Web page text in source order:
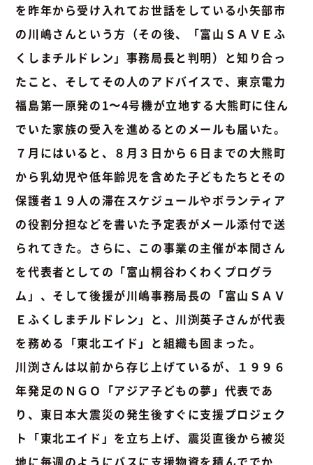
を昨年から受け入れてお世話をしている小矢部市
の川嶋さんという方（その後、「富山ＳＡＶＥふ
くしまチルドレン」事務局長と判明）と知り合っ
たこと、そしてその人のアドバイスで、東京電力
福島第一原発の1〜4号機が立地する大熊町に住ん
でいた家族の受入を進めるとのメールも届いた。
７月にはいると、８月３日から６日までの大熊町
から乳幼児や低年齢児を含めた子どもたちとその
保護者１９人の滞在スケジュールやボランティア
の役割分担などを書いた予定表がメール添付で送
られてきた。さらに、この事業の主催が本間さん
を代表者としての「富山桐谷わくわくプログラ
ム」、そして後援が川嶋事務局長の「富山ＳＡＶ
Ｅふくしまチルドレン」と、川渕英子さんが代表
を務める「東北エイド」と組織も固まった。
川渕さんは以前から存じ上げているが、１９９６
年発足のＮＧＯ「アジア子どもの夢」代表であ
り、東日本大震災の発生後すぐに支援プロジェク
ト「東北エイド」を立ち上げ、震災直後から被災
地に毎週のようにバスに支援物資を積んででか